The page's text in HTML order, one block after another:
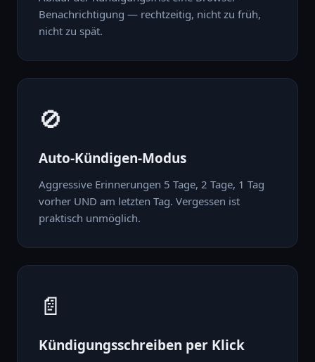
Benachrichtigung — rechtzeitig, nicht zu früh,
nicht zu spät.
🚫
Auto-Kündigen-Modus
Aggressive Erinnerungen 5 Tage, 2 Tage, 1 Tag
vorher UND am letzten Tag. Vergessen ist
praktisch unmöglich.
📄
Kündigungsschreiben per Klick